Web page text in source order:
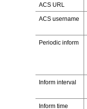
ACS URL
ACS username
Periodic inform
Inform interval
Inform time